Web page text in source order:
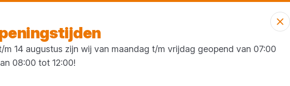
14 augustus zijn wij van maandag t/m vrijdag geopend van 07:00
08:00 tot 12:00!